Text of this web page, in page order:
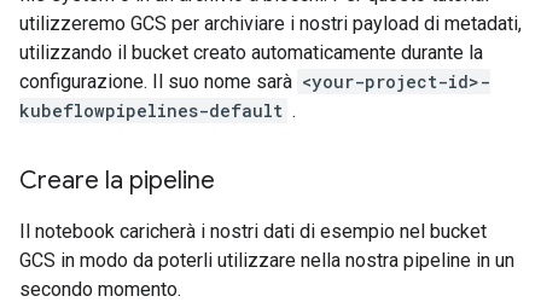
utilizzeremo GCS per archiviare i nostri payload di metadati,
utilizzando il bucket creato automaticamente durante la
configurazione. Il suo nome sarà <your-project-id>-
kubeflowpipelines-default .
Creare la pipeline
Il notebook caricherà i nostri dati di esempio nel bucket
GCS in modo da poterli utilizzare nella nostra pipeline in un
secondo momento.